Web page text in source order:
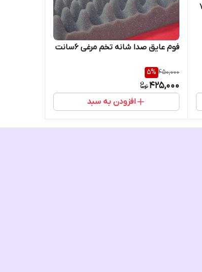
فوم عایق صدا شانه تخم مرغی ۶سانت
450,000
5%
425,000
افزودن به سبد